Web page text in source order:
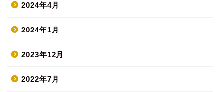
2024年4月
2024年1月
2023年12月
2022年7月